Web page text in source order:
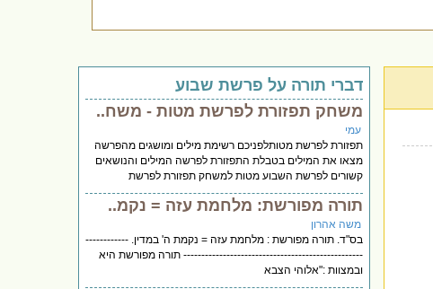
דברי תורה על פרשת שבוע
משחק תפזורת לפרשת מטות - משח..
עמי
תפזורת לפרשת מטותלפניכם רשימת מילים ומושגים מהפרשה
מצאו את המילים בטבלת התפזורת לפרשה המילים והנושאים
קשורים לפרשת השבוע מטות למשחק תפזורת לפרשת
תורה מפורשת: מלחמת עזה = נקמ..
משה אהרון
בס"ד. תורה מפורשת : מלחמת עזה = נקמת ה' במדין. ------------
-------------------------------------------------- תורה מפורשת היא
ובמצוות :"אלוהי הצבא